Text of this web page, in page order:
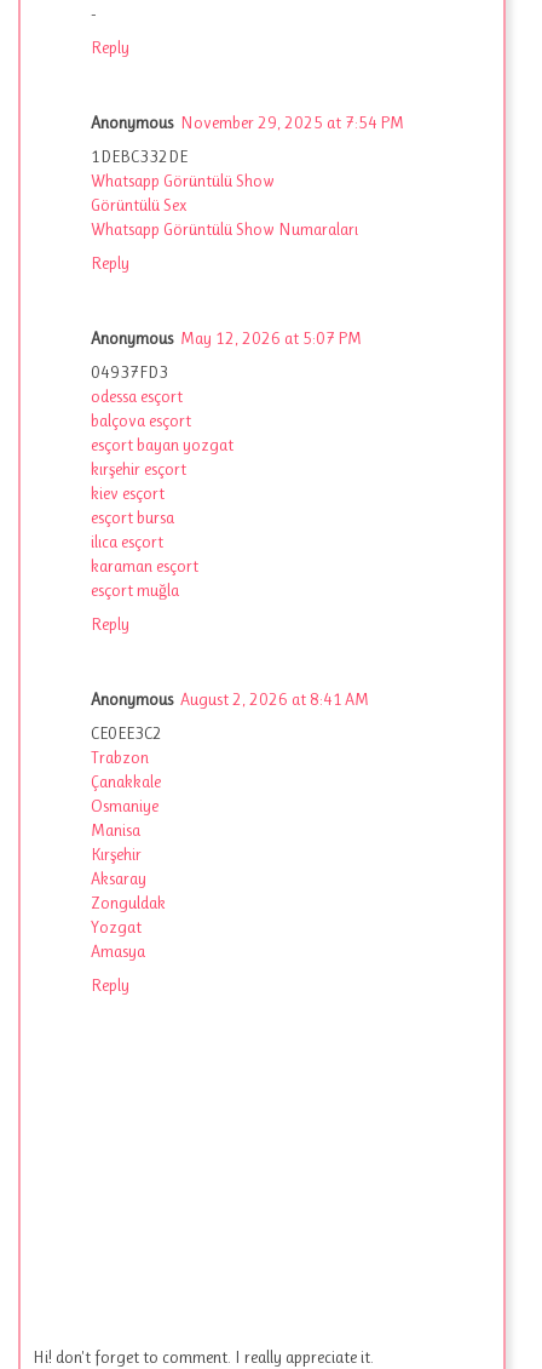
-
Reply
Anonymous November 29, 2025 at 7:54 PM
1DEBC332DE
Whatsapp Görüntülü Show
Görüntülü Sex
Whatsapp Görüntülü Show Numaraları
Reply
Anonymous May 12, 2026 at 5:07 PM
04937FD3
odessa esçort
balçova esçort
esçort bayan yozgat
kırşehir esçort
kiev esçort
esçort bursa
ilıca esçort
karaman esçort
esçort muğla
Reply
Anonymous August 2, 2026 at 8:41 AM
CE0EE3C2
Trabzon
Çanakkale
Osmaniye
Manisa
Kırşehir
Aksaray
Zonguldak
Yozgat
Amasya
Reply
Hi! don't forget to comment. I really appreciate it.